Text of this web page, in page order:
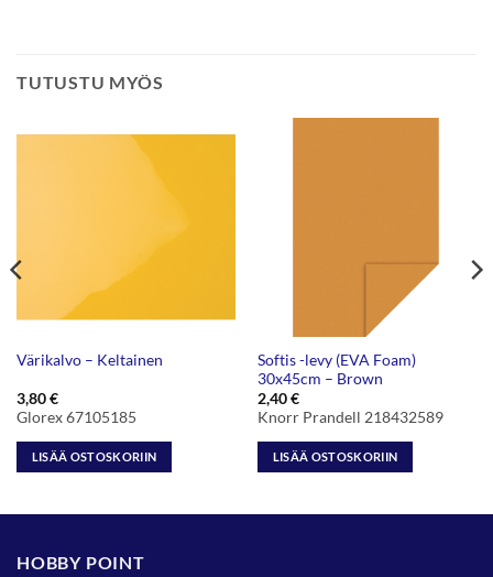
TUTUSTU MYÖS
Värikalvo – Keltainen
3,80€
Glorex 67105185
LISÄÄ OSTOSKORIIN
Softis -levy (EVA Foam)
30x45cm – Brown
2,40€
Knorr Prandell 218432589
LISÄÄ OSTOSKORIIN
HOBBY POINT